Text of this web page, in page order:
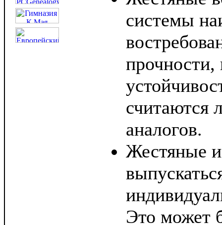
системы
считаются
аналогов.
Жестяные
Это может